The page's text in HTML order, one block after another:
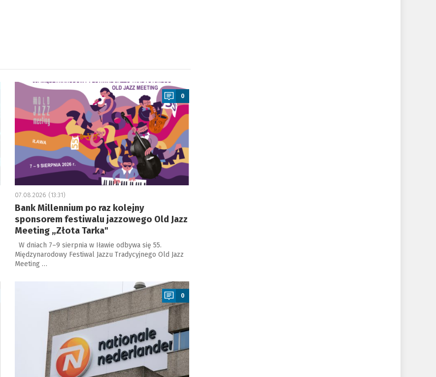
a
0
07.08.2026 (13:31)
Bank Millennium po raz kolejny
sponsorem festiwalu jazzowego Old Jazz
Meeting „Złota Tarka"
W dniach 7–9 sierpnia w Iławie odbywa się 55.
Międzynarodowy Festiwal Jazzu Tradycyjnego Old Jazz
Meeting …
0